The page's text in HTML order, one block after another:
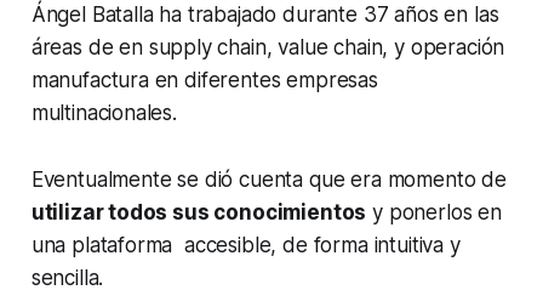
Ángel Batalla ha trabajado durante 37 años en las
áreas de en supply chain, value chain, y operación
manufactura en diferentes empresas
multinacionales.
Eventualmente se dió cuenta que era momento de
utilizar todos sus conocimientos y ponerlos en
una plataforma accesible, de forma intuitiva y
sencilla.